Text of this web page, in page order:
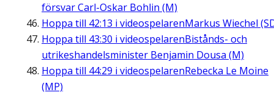
försvar Carl-Oskar Bohlin (M)
Hoppa till 42:13 i videospelarenMarkus Wiechel
Hoppa till 43:30 i videospelarenBistånds- och
utrikeshandelsminister Benjamin Dousa (M)
Hoppa till 44:29 i videospelarenRebecka Le Moine
(MP)